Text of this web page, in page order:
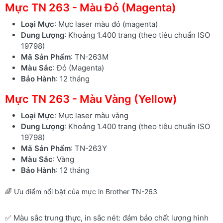
Mực TN 263 - Màu Đỏ (Magenta)
Loại Mực: Mực laser màu đỏ (magenta)
Dung Lượng: Khoảng 1.400 trang (theo tiêu chuẩn ISO
19798)
Mã Sản Phẩm: TN-263M
Màu Sắc: Đỏ (Magenta)
Bảo Hành: 12 tháng
Mực TN 263 - Màu Vàng (Yellow)
Loại Mực: Mực laser màu vàng
Dung Lượng: Khoảng 1.400 trang (theo tiêu chuẩn ISO
19798)
Mã Sản Phẩm: TN-263Y
Màu Sắc: Vàng
Bảo Hành: 12 tháng
🌈 Ưu điểm nổi bật của mực in Brother TN-263
✅ Màu sắc trung thực, in sắc nét: đảm bảo chất lượng hình